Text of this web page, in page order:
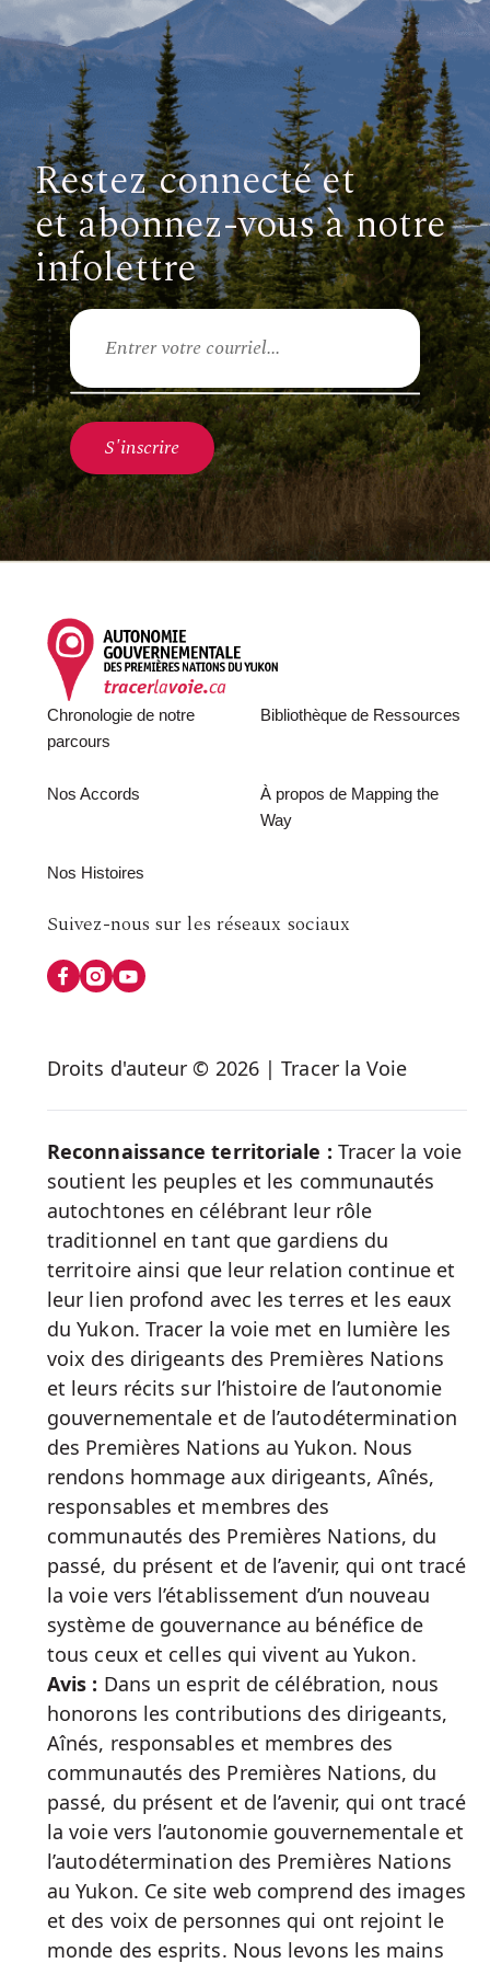
Restez connecté et
et abonnez-vous à notre
infolettre
Footer
Chronologie de notre
parcours
Nos Accords
Nos Histoires
Bibliothèque de Ressources
À propos de Mapping the
Way
Follow
us
Social
Media
Suivez-nous sur les réseaux sociaux
Droits d'auteur © 2026 | Tracer la Voie
Reconnaissance territoriale : Tracer la voie
soutient les peuples et les communautés
autochtones en célébrant leur rôle
traditionnel en tant que gardiens du
territoire ainsi que leur relation continue et
leur lien profond avec les terres et les eaux
du Yukon. Tracer la voie met en lumière les
voix des dirigeants des Premières Nations
et leurs récits sur l’histoire de l’autonomie
gouvernementale et de l’autodétermination
des Premières Nations au Yukon. Nous
rendons hommage aux dirigeants, Aînés,
responsables et membres des
communautés des Premières Nations, du
passé, du présent et de l’avenir, qui ont tracé
la voie vers l’établissement d’un nouveau
système de gouvernance au bénéfice de
tous ceux et celles qui vivent au Yukon.
Avis : Dans un esprit de célébration, nous
honorons les contributions des dirigeants,
Aînés, responsables et membres des
communautés des Premières Nations, du
passé, du présent et de l’avenir, qui ont tracé
la voie vers l’autonomie gouvernementale et
l’autodétermination des Premières Nations
au Yukon. Ce site web comprend des images
et des voix de personnes qui ont rejoint le
monde des esprits. Nous levons les mains